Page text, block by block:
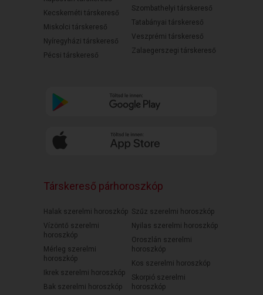
Kecskeméti társkereső
Miskolci társkereső
Nyíregyházi társkereső
Pécsi társkereső
Szombathelyi társkereső
Tatabányai társkereső
Veszprémi társkereső
Zalaegerszegi társkereső
Társkereső párhoroszkóp
Halak szerelmi horoszkóp
Vízöntő szerelmi
horoszkóp
Mérleg szerelmi
horoszkóp
Ikrek szerelmi horoszkóp
Bak szerelmi horoszkóp
Szűz szerelmi horoszkóp
Nyilas szerelmi horoszkóp
Oroszlán szerelmi
horoszkóp
Kos szerelmi horoszkóp
Skorpió szerelmi
horoszkóp